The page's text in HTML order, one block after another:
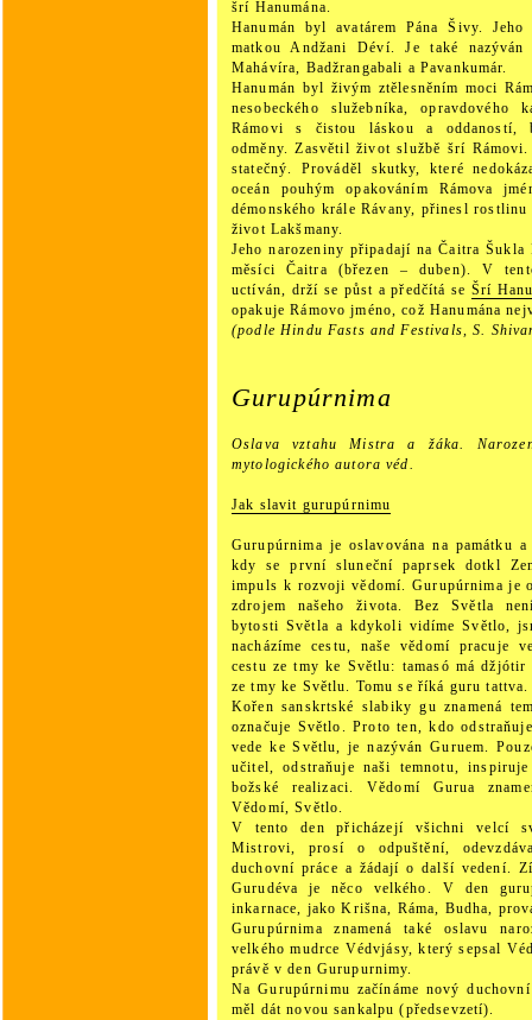
šrí Hanumána.
Hanumán byl avatárem Pána Šivy.
matkou Andžani Déví. Je také nazýván
Mahávíra, Badžrangabali a Pavankumár.
Hanumán byl živým ztělesněním moci
nesobeckého služebníka, opravdového
Rámovi s čistou láskou a oddaností,
odměny. Zasvětil život službě šrí
statečný. Prováděl skutky, které
oceán pouhým opakováním Rámova
démonského krále Rávany, přinesl
život Lakšmany.
Jeho narozeniny připadají na Čaitra
měsíci Čaitra (březen – duben). V
uctíván, drží se půst a předčítá se Šrí
opakuje Rámovo jméno, což Hanumána
(podle Hindu Fasts and Festivals, S.
Gurupúrnima
Oslava vztahu Mistra a žáka.
mytologického autora véd.
Jak slavit gurupúrnimu
Gurupúrnima je oslavována na památku
kdy se první sluneční paprsek dotkl
impuls k rozvoji vědomí. Gurupúrnima je
zdrojem našeho života. Bez Světla
bytosti Světla a kdykoli vidíme Světlo,
nacházíme cestu, naše vědomí pracuje
cestu ze tmy ke Světlu: tamasó má džjótir
ze tmy ke Světlu. Tomu se říká guru tattva.
Kořen sanskrtské slabiky gu znamená
označuje Světlo. Proto ten, kdo
vede ke Světlu, je nazýván Guruem.
učitel, odstraňuje naši temnotu,
božské realizaci. Vědomí Gurua
Vědomí, Světlo.
V tento den přicházejí všichni velcí
Mistrovi, prosí o odpuštění,
duchovní práce a žádají o další vedení.
Gurudéva je něco velkého. V den
inkarnace, jako Krišna, Ráma, Budha,
Gurupúrnima znamená také oslavu
velkého mudrce Védvjásy, který sepsal
právě v den Gurupurnimy.
Na Gurupúrnimu začínáme nový
měl dát novou sankalpu (předsevzetí).